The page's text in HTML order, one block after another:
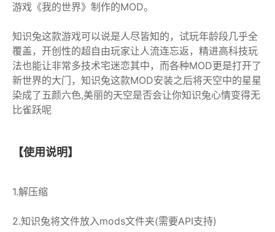
游戏《我的世界》制作的MOD。
知识兔这款游戏可以说是人尽皆知的，试玩年龄段几乎全
覆盖，开创性的超自由玩家让人流连忘返，精进高科技玩
法也能让非常多技术宅迷恋其中，而各种MOD更是打开了
新世界的大门，知识兔这款MOD安装之后将天空中的星星
染成了五颜六色,美丽的天空是否会让你知识兔心情变得无
比雀跃呢
【使用说明】
1.解压缩
2.知识兔将文件放入mods文件夹(需要API支持)